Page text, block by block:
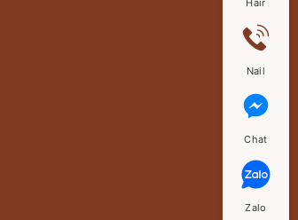
Hair
Nail
Chat
Zalo